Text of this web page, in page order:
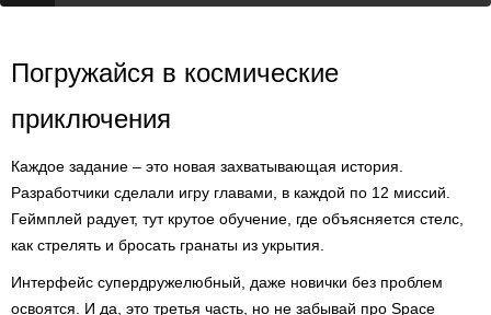
Погружайся в космические
приключения
Каждое задание – это новая захватывающая история.
Разработчики сделали игру главами, в каждой по 12 миссий.
Геймплей радует, тут крутое обучение, где объясняется стелс,
как стрелять и бросать гранаты из укрытия.
Интерфейс супердружелюбный, даже новички без проблем
освоятся. И да, это третья часть, но не забывай про Space